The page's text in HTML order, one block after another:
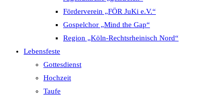
Förderverein „FÖR JuKi e.V.“
Gospelchor „Mind the Gap“
Region „Köln-Rechtsrheinisch Nord“
Lebensfeste
Gottesdienst
Hochzeit
Taufe